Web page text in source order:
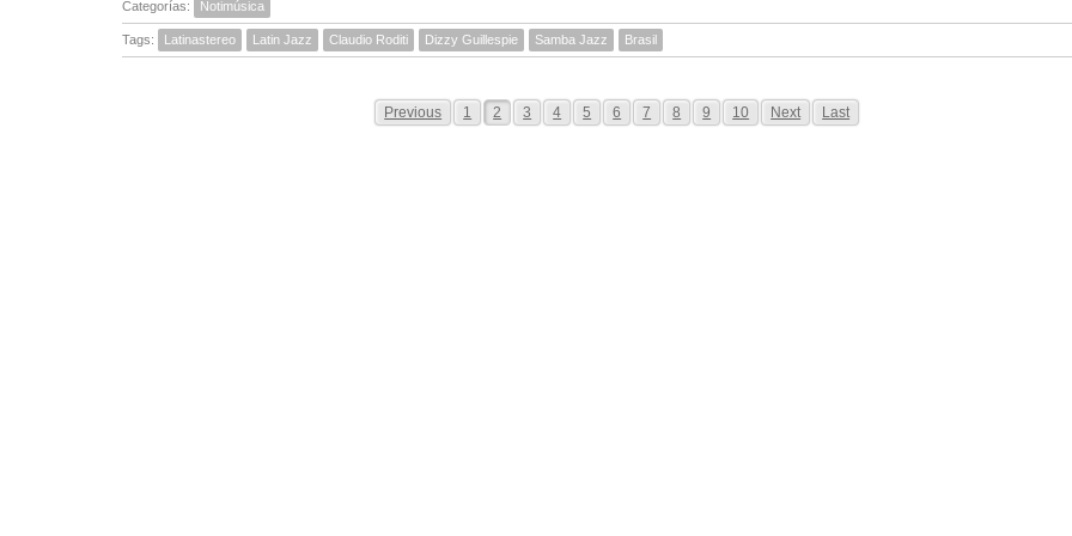
Categorías: Notimúsica
Tags: Latinastereo Latin Jazz Claudio Roditi Dizzy Guillespie Samba Jazz Brasil
Previous 1 2 3 4 5 6 7 8 9 10 Next Last